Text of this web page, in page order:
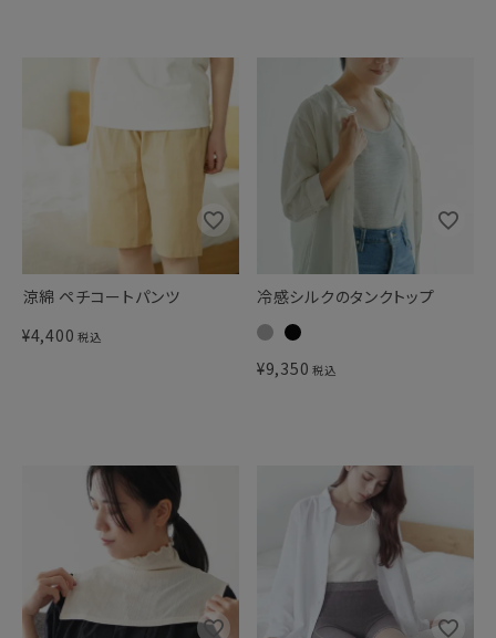
涼綿 ペチコートパンツ
¥4,400 税込
冷感シルクのタンクトップ
¥9,350 税込